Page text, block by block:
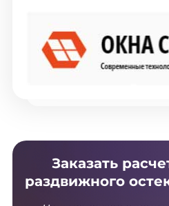
Заказать
раздвижного